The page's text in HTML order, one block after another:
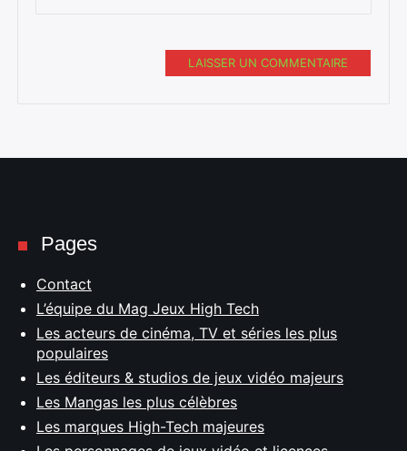
LAISSER UN COMMENTAIRE
Pages
Contact
L’équipe du Mag Jeux High Tech
Les acteurs de cinéma, TV et séries les plus
populaires
Les éditeurs & studios de jeux vidéo majeurs
Les Mangas les plus célèbres
Les marques High-Tech majeures